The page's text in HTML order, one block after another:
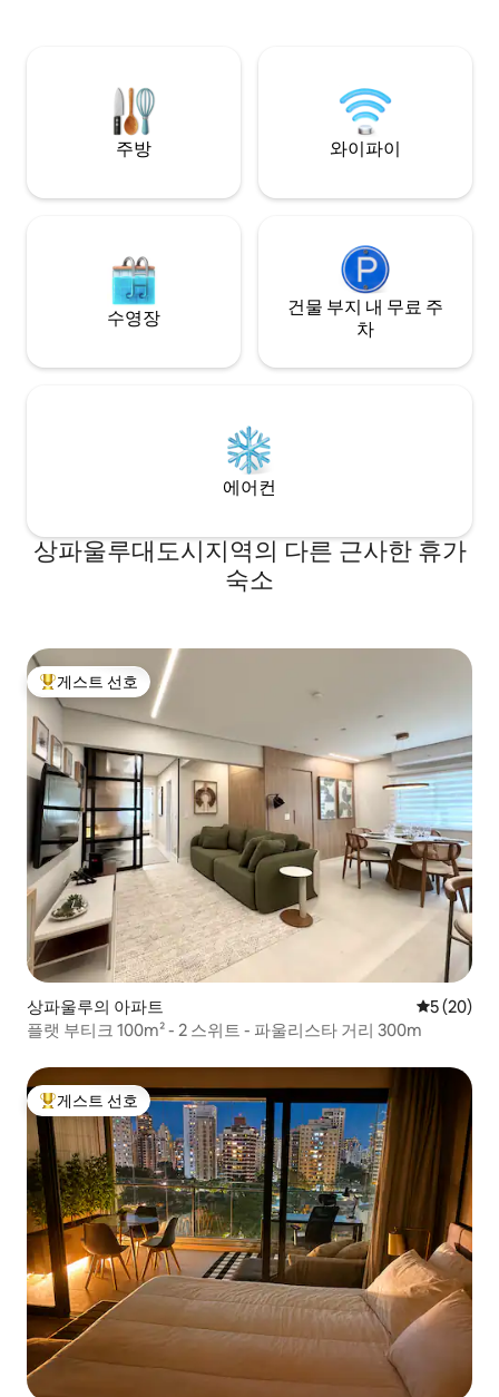
de Metrô Consolação. Para fazer tudo a
pé! Wi-Fi e mesa para trabalho.
다.
주방 와이파이
수영장
건물 부지 내 무료 주
차
에어컨
상파울루대도시지역의 다른 근사한 휴가
숙소
상위 게스트 선호
게스트 선호
상파울루의 아파트 평점 5점(5
5 (20)
플랫 부티크 100m² - 2 스위트 - 파울리스타 거리 300m
상위 게스트 선호
게스트 선호